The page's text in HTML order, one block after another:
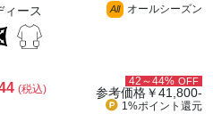
ィース
All オールシーズン
(税込)
42～44% OFF
参考価格￥41,800-
1%ポイント 還元